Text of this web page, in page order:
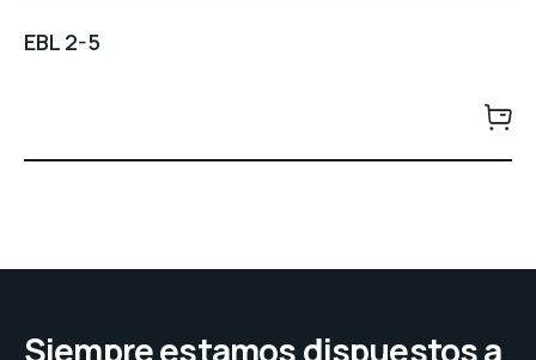
EBL 2-5
Siempre estamos dispuestos a